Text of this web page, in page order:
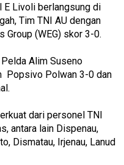
E Livoli berlangsung di
Tim TNI AU dengan
Group (WEG) skor 3-0.
Alim Suseno
Popsivo Polwan 3-0 dan
dari personel TNI
antara lain Dispenau,
Dismatau, Irjenau, Lanud